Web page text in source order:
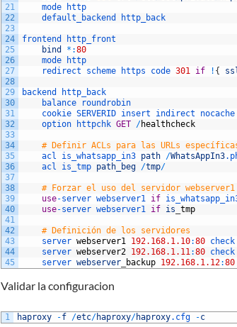
21
22
23
24
25
26
27
28
29
30
31
32
33
34
35
36
37
38
39
40
41
42
43
44
45
mode
http
default_backend
http_back
frontend
http_front
bind
* :80
mode
http
redirect
scheme https code 301 if ! {
backend
http_back
balance
roundrobin
cookie SERVERID insert indirect nocache
option
httpchk GET /healthcheck
# Definir ACLs para las URLs
acl is_whatsapp_in3 path /WhatsAppIn3
acl is_tmp path_beg /tmp/
# Forzar el uso del servidor webserver1
use-server webserver1 if
use-server webserver1 if is tmp
# Definición de los servidores
server webserver1 192.168.1.10:80 check
server webserver2 192.168.1.11:80 check
server webserver backup 192.168.1.12:80
Validar la configuracion
1 haproxy -f /etc/haproxy/haproxy.cfg -c